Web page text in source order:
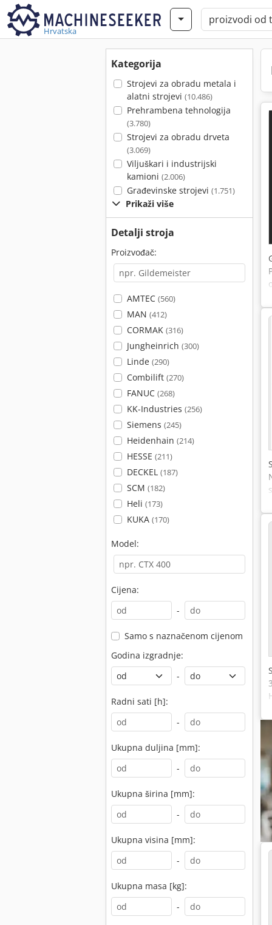
Hrvatska
Kategorija
Strojevi za obradu metala i
alatni strojevi (10.486)
Prehrambena tehnologija
(3.780)
Strojevi za obradu drveta
(3.069)
Viljuškari i industrijski
kamioni (2.006)
Građevinske strojevi (1.751)
Prikaži više
Detalji stroja
Proizvođač:
AMTEC (560)
MAN (412)
CORMAK (316)
Jungheinrich (300)
Linde (290)
Combilift (270)
FANUC (268)
KK-Industries (256)
Siemens (245)
Heidenhain (214)
HESSE (211)
DECKEL (187)
SCM (182)
Heli (173)
KUKA (170)
Model:
Cijena:
-
Samo s naznačenom cijenom
Godina izgradnje:
-
Radni sati [h]:
-
Ukupna duljina [mm]:
-
Ukupna širina [mm]:
-
Ukupna visina [mm]:
-
Ukupna masa [kg]:
-